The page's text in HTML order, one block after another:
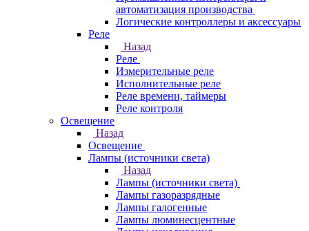
автоматизация производства
Логические контроллеры и аксессуары
Реле
Назад
Реле
Измерительные реле
Исполнительные реле
Реле времени, таймеры
Реле контроля
Освещение
Назад
Освещение
Лампы (источники света)
Назад
Лампы (источники света)
Лампы газоразрядные
Лампы галогенные
Лампы люминесцентные